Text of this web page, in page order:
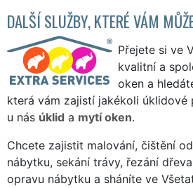
DALŠÍ SLUŽBY, KTERÉ VÁM
Přejete si ve
kvalitní a
oken a
která vám zajistí jakékoli úklidové
u nás úklid a mytí oken.
Chcete zajistit malování, čištění
nábytku, sekání trávy, řezání
opravu nábytku a sháníte ve